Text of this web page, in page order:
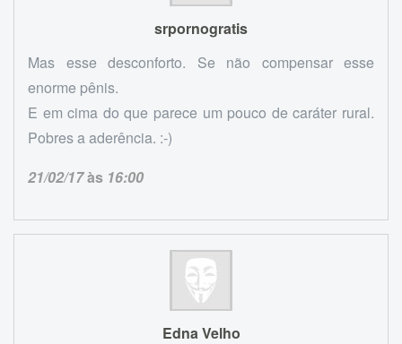
srpornogratis
Mas esse desconforto. Se não compensar esse
enorme pênis.
E em cima do que parece um pouco de caráter rural.
Pobres a aderência. :-)
21/02/17às 16:00
Edna Velho